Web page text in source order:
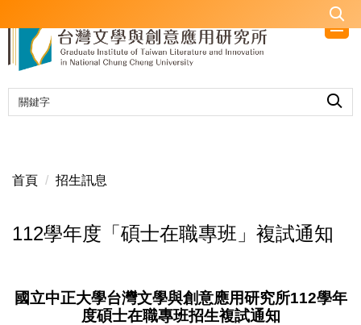
到
要
內
容
首頁 招生訊息
112學年度「碩士在職專班」複試通知
國立中正大學台灣文學與創意應用研究所112學年
度碩士在職專班招生複試通知